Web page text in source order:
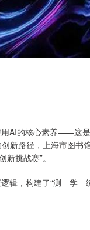
AI的核心素养——这
新路径，上海市图书
挑战赛”。
逻辑，构建了“测—学